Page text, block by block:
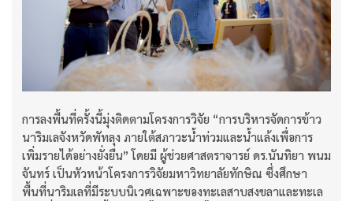
การลงพื้นที่ครั้งนี้มุ่งติดตามโครงการวิจัย “การบริหารจัดการข้าว
นาริมเลจังหวัดพัทลุง ภายใต้สภาวะน้ำท่วมและน้ำแล้งเพื่อการ
เพิ่มรายได้อย่างยั่งยืน” โดยมี ผู้ช่วยศาสตราจารย์ ดร.นันทิยา พนม
จันทร์ เป็นหัวหน้าโครงการวิจัยมหาวิทยาลัยทักษิณ ซึ่งศึกษา
พื้นที่นาริมเลที่มีระบบนิเวศเฉพาะของทะเลสาบสงขลาและทะเล